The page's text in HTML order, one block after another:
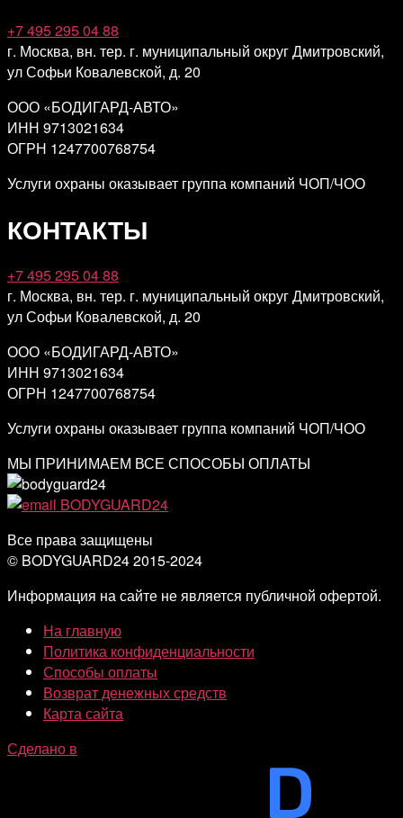
+7 495 295 04 88
г. Москва, вн. тер. г. муниципальный округ Дмитровский,
ул Софьи Ковалевской, д. 20
ООО «БОДИГАРД-АВТО»
ИНН 9713021634
ОГРН 1247700768754
Услуги охраны оказывает группа компаний ЧОП/ЧОО
КОНТАКТЫ
+7 495 295 04 88
г. Москва, вн. тер. г. муниципальный округ Дмитровский,
ул Софьи Ковалевской, д. 20
ООО «БОДИГАРД-АВТО»
ИНН 9713021634
ОГРН 1247700768754
Услуги охраны оказывает группа компаний ЧОП/ЧОО
МЫ ПРИНИМАЕМ ВСЕ СПОСОБЫ ОПЛАТЫ
Все права защищены
© BODYGUARD24 2015-2024
Информация на сайте не является публичной офертой.
На главную
Политика конфиденциальности
Способы оплаты
Возврат денежных средств
Карта сайта
Сделано в